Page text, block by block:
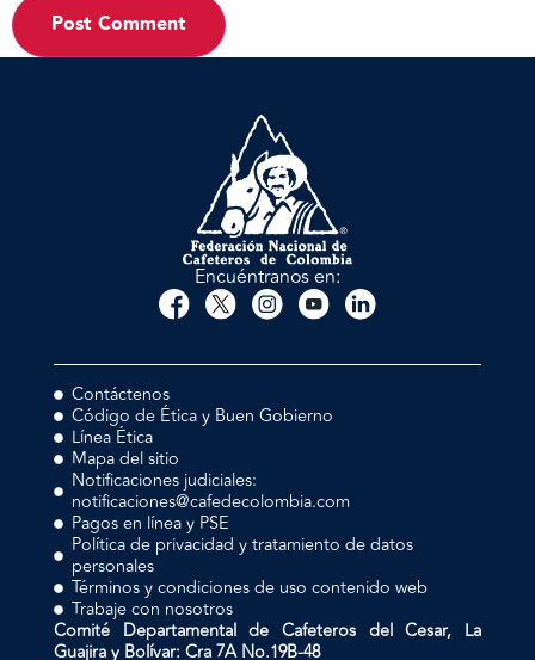
Encuéntranos en:
Contáctenos
Código de Ética y Buen Gobierno
Línea Ética
Mapa del sitio
Notificaciones judiciales:
notificaciones@cafedecolombia.com
Pagos en línea y PSE
Política de privacidad y tratamiento de datos
personales
Términos y condiciones de uso contenido web
Trabaje con nosotros
Comité Departamental de Cafeteros del Cesar, La
Guajira y Bolívar: Cra 7A No.19B-48